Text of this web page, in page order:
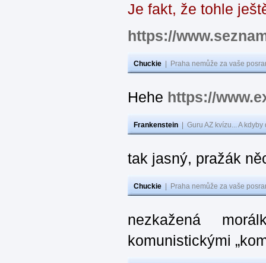
Je fakt, že tohle
https://
Chuckie Praha nemůže za vaše
Hehe https://
Frankenstein Guru AZ kvízu... A
tak jasný, pražák
Chuckie Praha nemůže za vaše
nezkažená
komunistickými